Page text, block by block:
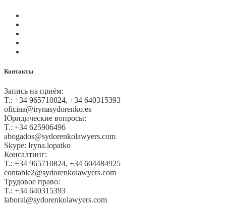
Контакты
Запись на приём:
T.: +34 965710824, +34 640315393
oficina@irynasydorenko.es
Юридические вопросы:
T.: +34 625906496
abogados@sydorenkolawyers.com
Skype: Iryna.lopatko
Консалтинг:
T.: +34 965710824, +34 604484925
contable2@sydorenkolawyers.com
Трудовое право:
T.: +34 640315393
laboral@sydorenkolawyers.com